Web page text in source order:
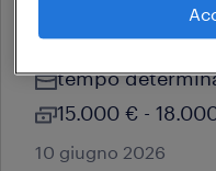
varallo,
tempo
15.000 € -
10 giugno 2026